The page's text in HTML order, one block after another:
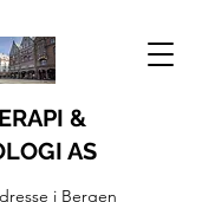
&
AS
i Bergen